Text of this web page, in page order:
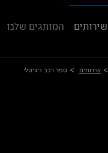
שירותים המותגים שלנו
> שירותים > ספר רכב דיגיטלי